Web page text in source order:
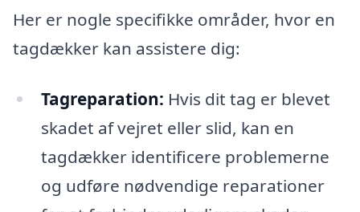
Her er nogle specifikke områder, hvor en
tagdækker kan assistere dig:
Tagreparation: Hvis dit tag er blevet
skadet af vejret eller slid, kan en
tagdækker identificere problemerne
og udføre nødvendige reparationer